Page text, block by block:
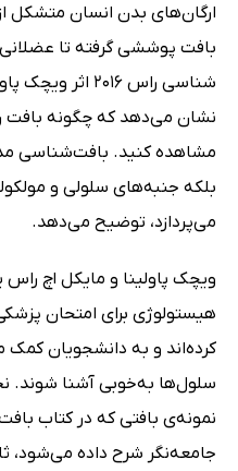
ارگان‌های بدن انسان متشکل
بافت پوششی گرفته تا
شناسی راس 2016
نشان می‌دهد که چگونه بافت
مشاهده کنید. بافت‌شناسی
بلکه جنبه‌های سلولی و
می‌پردازد، توضیح می‌دهد.
ویچک پاولینا و مایکل اچ
هیستولوژی برای امتحان
کرده‌اند و به دانشجویان کمک
سلول‌ها به‌خوبی آشنا شوند.
جامعه‌نگر شرح داده